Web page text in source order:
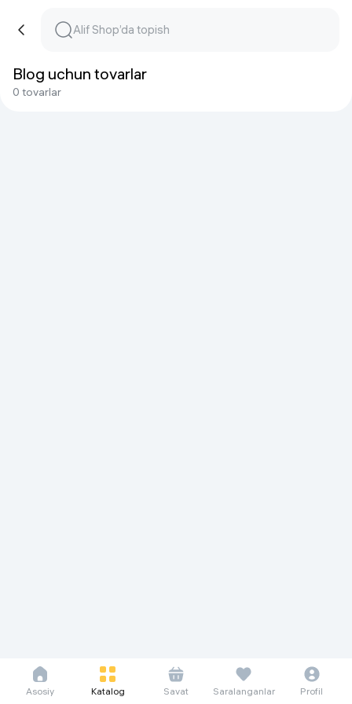
Blog uchun tovarlar
0 tovarlar
Asosiy Katalog Savat Saralanganlar Profil